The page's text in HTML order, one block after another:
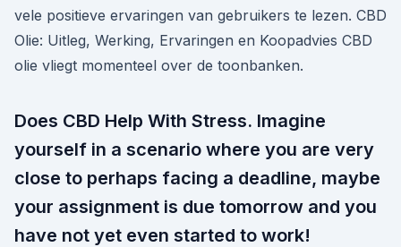
vele positieve ervaringen van gebruikers te lezen. CBD
Olie: Uitleg, Werking, Ervaringen en Koopadvies CBD
olie vliegt momenteel over de toonbanken.
Does CBD Help With Stress. Imagine
yourself in a scenario where you are very
close to perhaps facing a deadline, maybe
your assignment is due tomorrow and you
have not yet even started to work!